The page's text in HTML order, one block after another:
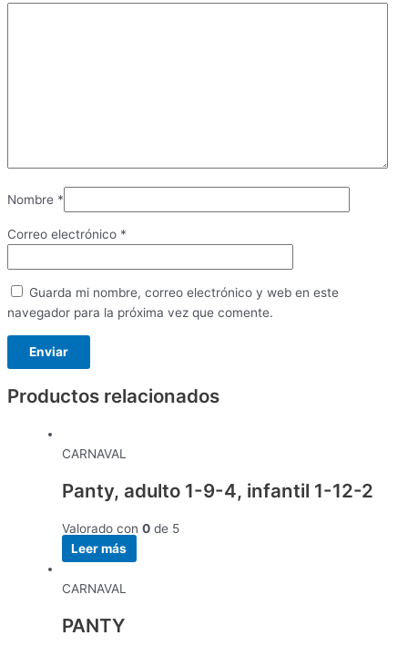
Nombre *
Correo electrónico *
Guarda mi nombre, correo electrónico y web en este
navegador para la próxima vez que comente.
Productos relacionados
CARNAVAL
Panty, adulto 1-9-4, infantil 1-12-2
Valorado con 0 de 5
Leer más
CARNAVAL
PANTY